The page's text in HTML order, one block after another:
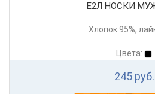
Е2Л НОСКИ
Хлопок 95%,
Цвета:
245 руб.